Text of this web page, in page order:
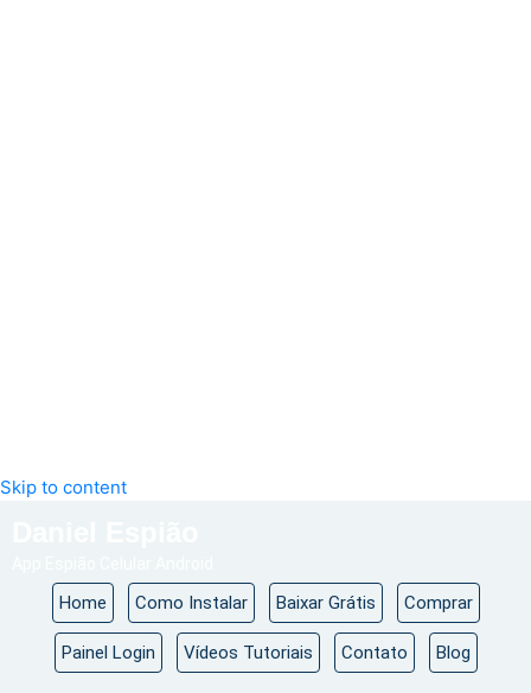
Skip to content
Home Como Instalar Baixar Grátis Comprar
Painel Login Vídeos Tutoriais Contato Blog